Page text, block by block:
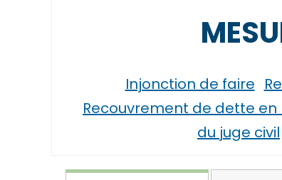
Injonction de faire
Recouvrement de dette
du juge civil